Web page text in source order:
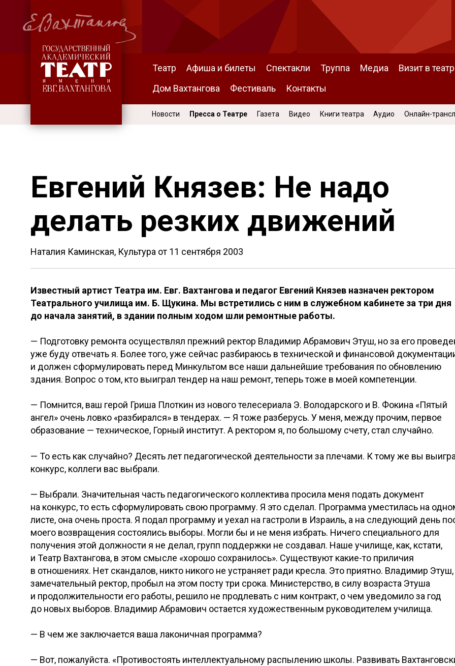
Театр Афиша и билеты Спектакли Труппа Медиа
Визит в театр
Дом Вахтангова
Фестиваль Контакты
Новости Пресса о Театре Газета Видео Книги театра Аудио Онлайн-
Евгений Князев: Не надо
делать резких движений
Наталия Каминская, Культура от 11 сентября 2003
Известный артист Театра им. Евг. Вахтангова и педагог Евгений Князев назначен ректором
Театрального училища им. Б. Щукина. Мы встретились с ним в служебном кабинете за три дня
до начала занятий, в здании полным ходом шли ремонтные работы.
— Подготовку ремонта осуществлял прежний ректор Владимир Абрамович Этуш, но за его
уже буду отвечать я. Более того, уже сейчас разбираюсь в технической и финансовой
и должен сформулировать перед Минкультом все наши дальнейшие требования по обновлению
здания. Вопрос о том, кто выиграл тендер на наш ремонт, теперь тоже в моей компетенции.
— Помнится, ваш герой Гриша Плоткин из нового телесериала Э. Володарского и В. Фокина «Пятый
ангел» очень ловко «разбирался» в тендерах. — Я тоже разберусь. У меня, между прочим, первое
образование — техническое, Горный институт. А ректором я, по большому счету, стал случайно.
— То есть как случайно? Десять лет педагогической деятельности за плечами. К тому же вы
конкурс, коллеги вас выбрали.
— Выбрали. Значительная часть педагогического коллектива просила меня подать документ
на конкурс, то есть сформулировать свою программу. Я это сделал. Программа уместилась на
листе, она очень проста. Я подал программу и уехал на гастроли в Израиль, а на следующий день
моего возвращения состоялись выборы. Могли бы и не меня избрать. Ничего специального для
получения этой должности я не делал, групп поддержки не создавал. Наше училище, как, кстати,
и Театр Вахтангова, в этом смысле «хорошо сохранилось». Существуют какие-то приличия
в отношениях. Нет скандалов, никто никого не устраняет ради кресла. Это приятно. Владимир Этуш,
замечательный ректор, пробыл на этом посту три срока. Министерство, в силу возраста Этуша
и продолжительности его работы, решило не продлевать с ним контракт, о чем уведомило за год
до новых выборов. Владимир Абрамович остается художественным руководителем училища.
— В чем же заключается ваша лаконичная программа?
— Вот, пожалуйста. «Противостоять интеллектуальному распылению школы. Развивать